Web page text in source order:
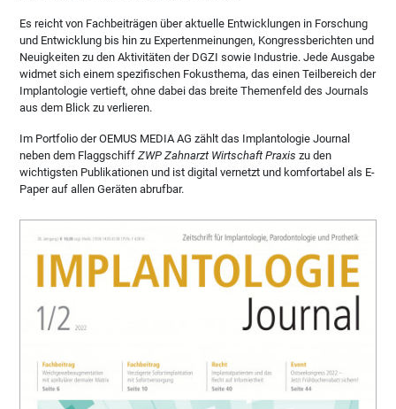
Es reicht von Fachbeiträgen über aktuelle Entwicklungen in Forschung
und Entwicklung bis hin zu Expertenmeinungen, Kongressberichten und
Neuigkeiten zu den Aktivitäten der DGZI sowie Industrie. Jede Ausgabe
widmet sich einem spezifischen Fokusthema, das einen Teilbereich der
Implantologie vertieft, ohne dabei das breite Themenfeld des Journals
aus dem Blick zu verlieren.
Im Portfolio der OEMUS MEDIA AG zählt das Implantologie Journal
neben dem FlaggschiffZWP Zahnarzt Wirtschaft Praxiszu den
wichtigsten Publikationen und ist digital vernetzt und komfortabel als E-
Paper auf allen Geräten abrufbar.